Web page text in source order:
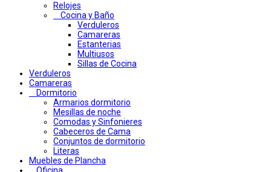
Relojes
Cocina y Baño
Verduleros
Camareras
Estanterias
Multiusos
Sillas de Cocina
Verduleros
Camareras
Dormitorio
Armarios dormitorio
Mesillas de noche
Comodas y Sinfonieres
Cabeceros de Cama
Conjuntos de dormitorio
Literas
Muebles de Plancha